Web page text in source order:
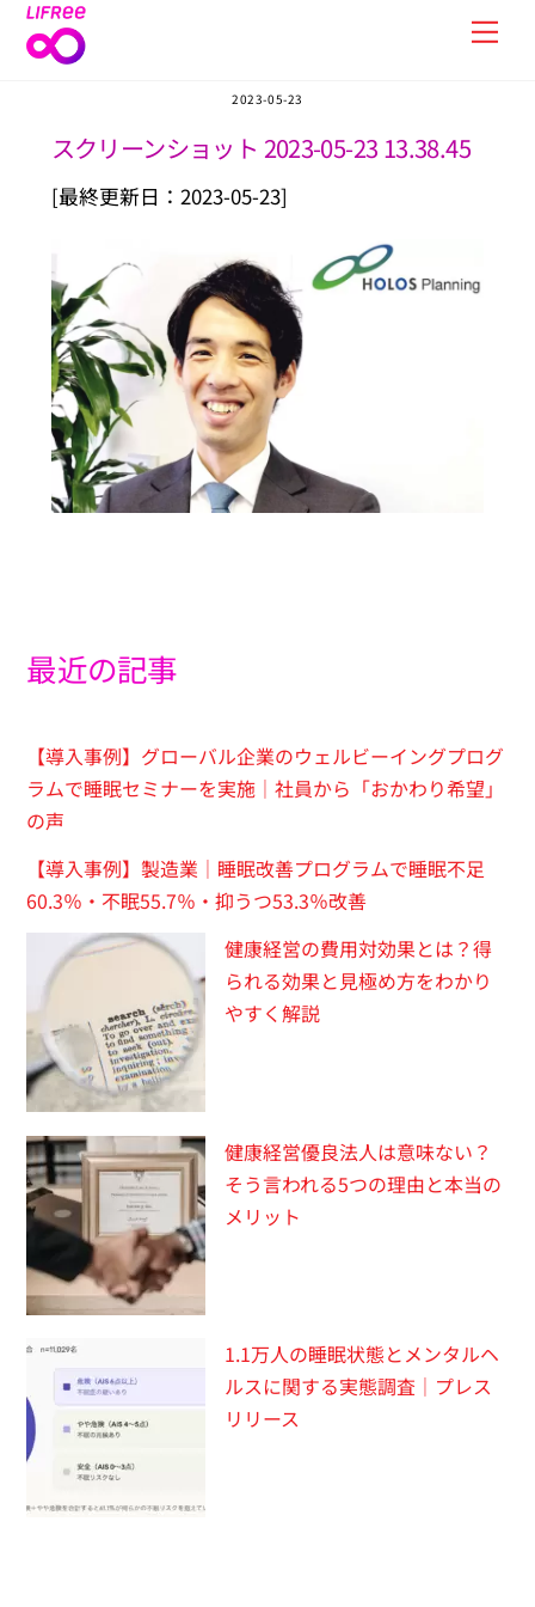
Skip
2023-05-23
スクリーンショット 2023-05-23 13.38.45
[最終更新日：2023-05-23]
最近の記事
【導入事例】グローバル企業のウェルビーイングプログ
ラムで睡眠セミナーを実施｜社員から「おかわり希望」
の声
【導入事例】製造業｜睡眠改善プログラムで睡眠不足
60.3％・不眠55.7％・抑うつ53.3％改善
健康経営の費用対効果とは？得
られる効果と見極め方をわかり
やすく解説
健康経営優良法人は意味ない？
そう言われる5つの理由と本当の
メリット
1.1万人の睡眠状態とメンタルヘ
ルスに関する実態調査｜プレス
リリース